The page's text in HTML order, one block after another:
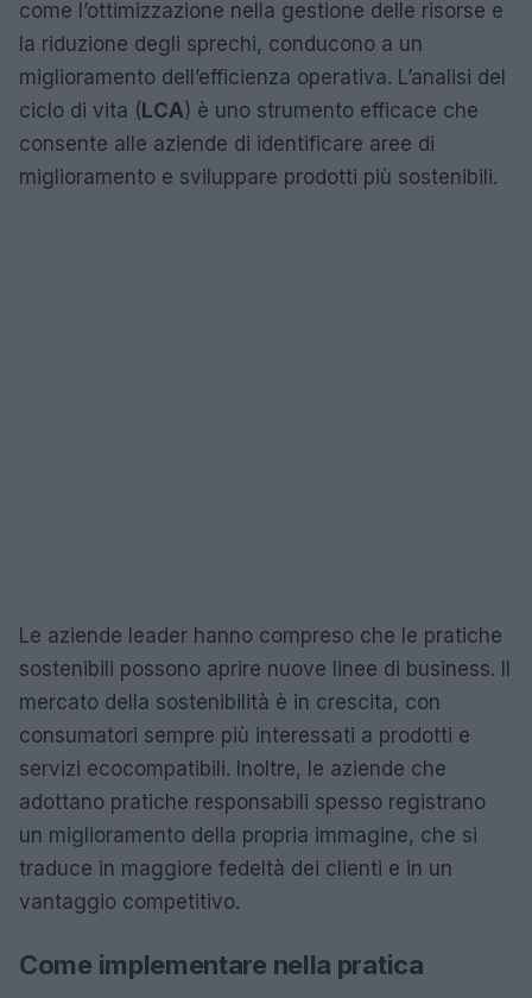
come l’ottimizzazione nella gestione delle risorse e
la riduzione degli sprechi, conducono a un
miglioramento dell’efficienza operativa. L’analisi del
ciclo di vita (LCA) è uno strumento efficace che
consente alle aziende di identificare aree di
miglioramento e sviluppare prodotti più sostenibili.
Le aziende leader hanno compreso che le pratiche
sostenibili possono aprire nuove linee di business. Il
mercato della sostenibilità è in crescita, con
consumatori sempre più interessati a prodotti e
servizi ecocompatibili. Inoltre, le aziende che
adottano pratiche responsabili spesso registrano
un miglioramento della propria immagine, che si
traduce in maggiore fedeltà dei clienti e in un
vantaggio competitivo.
Come implementare nella pratica